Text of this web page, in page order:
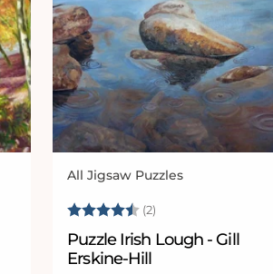
Anbieter:
All Jigsaw Puzzles
Bewertung:
(2)
Puzzle Irish Lough - Gill
Erskine-Hill